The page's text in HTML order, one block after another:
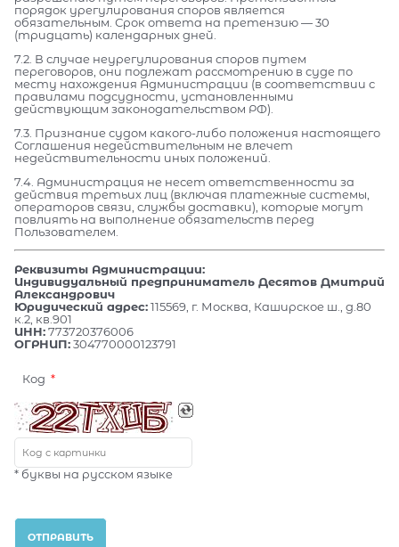
порядок урегулирования споров является
обязательным. Срок ответа на претензию — 30
(тридцать) календарных дней.
7.2. В случае неурегулирования споров путем
переговоров, они подлежат рассмотрению в суде по
месту нахождения Администрации (в соответствии с
правилами подсудности, установленными
действующим законодательством РФ).
7.3. Признание судом какого-либо положения настоящего
Соглашения недействительным не влечет
недействительности иных положений.
7.4. Администрация не несет ответственности за
действия третьих лиц (включая платежные системы,
операторов связи, службы доставки), которые могут
повлиять на выполнение обязательств перед
Пользователем.
Реквизиты Администрации:
Индивидуальный предприниматель Десятов Дмитрий
Александрович
Юридический адрес:115569, г. Москва, Каширское ш., д.80
к.2, кв.901
ИНН:773720376006
ОГРНИП:304770000123791
Код
* буквы на русском языке